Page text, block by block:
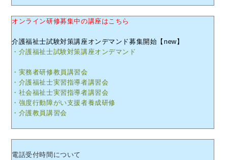
オンライン研修募集中の講座はこちら
介護福祉士試験対策講座オンデマンド募集開始【new】
・介護福祉士試験対策講座オンデマンド
・実務者研修教員講習会
・介護福祉士実習指導者講習会
・社会福祉士実習指導者講習会
・強度行動障がい支援者養成研修
・介護教員講習会
電話受付時間について